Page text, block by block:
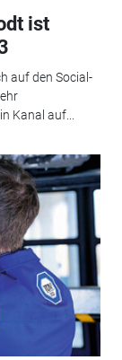
ist
auf den Social-
Kanal auf...